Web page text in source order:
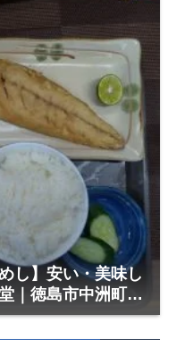
し】安い・美味し
｜徳島市中洲町3